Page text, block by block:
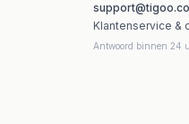
Klantenservice &
Antwoord binnen 24